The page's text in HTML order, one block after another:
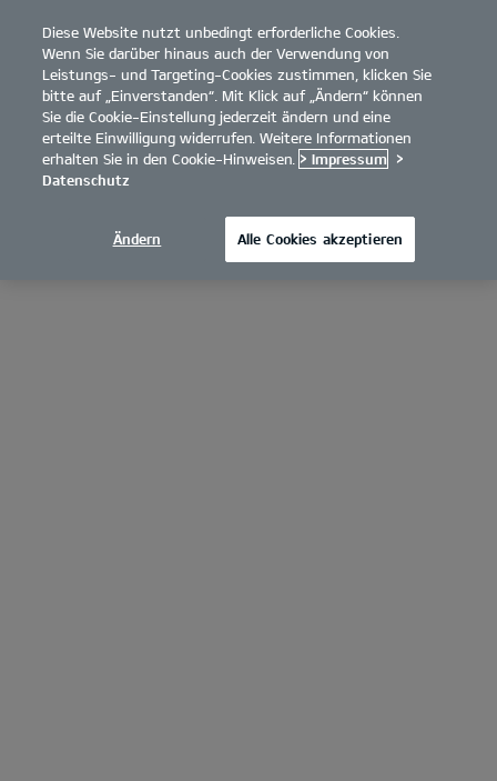
open
menu
Diese Website nutzt unbedingt erforderliche Cookies.
Wenn Sie darüber hinaus auch der Verwendung von
Leistungs- und Targeting-Cookies zustimmen, klicken Sie
bitte auf „Einverstanden“. Mit Klick auf „Ändern“ können
Sie die Cookie-Einstellung jederzeit ändern und eine
erteilte Einwilligung widerrufen. Weitere Informationen
erhalten Sie in den Cookie-Hinweisen. > Impressum >
Datenschutz
Ändern Alle Cookies akzeptieren